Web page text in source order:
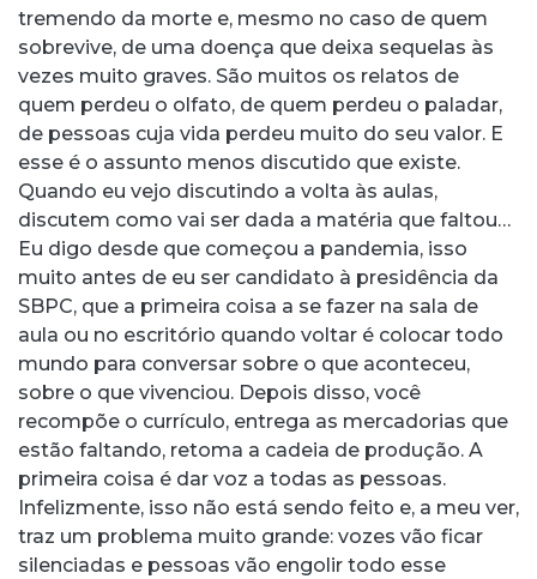
tremendo da morte e, mesmo no caso de quem
sobrevive, de uma doença que deixa sequelas às
vezes muito graves. São muitos os relatos de
quem perdeu o olfato, de quem perdeu o paladar,
de pessoas cuja vida perdeu muito do seu valor. E
esse é o assunto menos discutido que existe.
Quando eu vejo discutindo a volta às aulas,
discutem como vai ser dada a matéria que faltou…
Eu digo desde que começou a pandemia, isso
muito antes de eu ser candidato à presidência da
SBPC, que a primeira coisa a se fazer na sala de
aula ou no escritório quando voltar é colocar todo
mundo para conversar sobre o que aconteceu,
sobre o que vivenciou. Depois disso, você
recompõe o currículo, entrega as mercadorias que
estão faltando, retoma a cadeia de produção. A
primeira coisa é dar voz a todas as pessoas.
Infelizmente, isso não está sendo feito e, a meu ver,
traz um problema muito grande: vozes vão ficar
silenciadas e pessoas vão engolir todo esse